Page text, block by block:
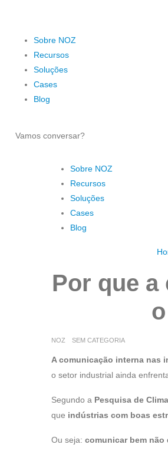
Sobre NOZ
Recursos
Soluções
Cases
Blog
Vamos conversar?
Sobre NOZ
Recursos
Soluções
Cases
Blog
Por que
NOZ SEM CATEGORIA
A comunicação interna nas
o setor industrial ainda
Segundo a Pesquisa de
que indústrias com boas
Ou seja: comunicar bem